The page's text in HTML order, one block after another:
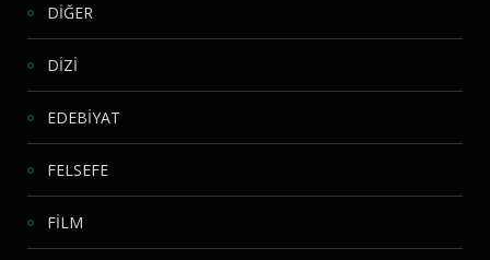
DİĞER
DİZİ
EDEBİYAT
FELSEFE
FİLM